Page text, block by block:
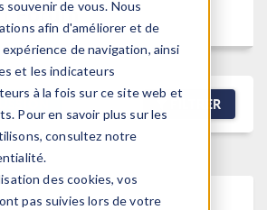
de vous. Nous
afin d'améliorer et de
de navigation, ainsi
et les indicateurs
à la fois sur ce site web et
Pour en savoir plus sur les
consultez notre
des cookies, vos
pas suivies lors de votre
Forum
FILTRER